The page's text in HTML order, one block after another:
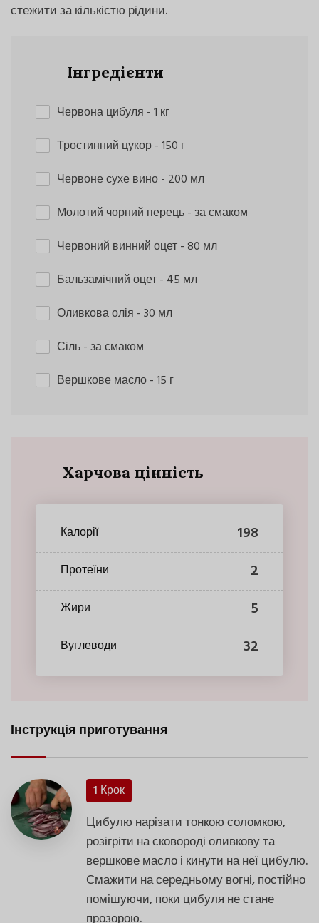
стежити за кількістю рідини.
Інгредієнти
Червона цибуля - 1 кг
Тростинний цукор- 150 г
Червоне сухе вино- 200 мл
Молотий чорний перець- за смаком
Червоний винний оцет- 80 мл
Бальзамічний оцет- 45 мл
Оливкова олія - 30 мл
Сіль- за смаком
Вершкове масло- 15 г
Харчова цінність
Калорії 198
Протеїни 2
Жири 5
Вуглеводи 32
Інструкція приготування
1 Крок
Цибулю нарізати тонкою соломкою,
розігріти на сковороді оливкову та
вершкове масло і кинути на неї цибулю.
Смажити на середньому вогні, постійно
помішуючи, поки цибуля не стане
прозорою.